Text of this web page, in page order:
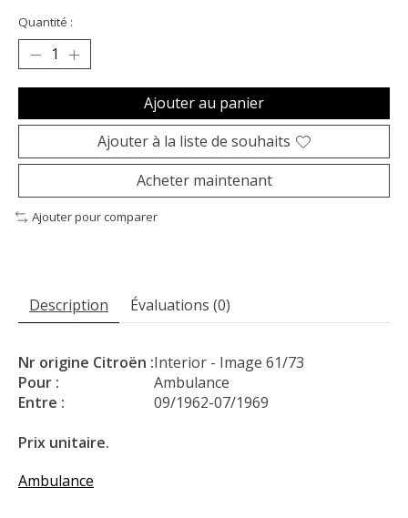
Quantité :
Ajouter au panier
Ajouter à la liste de souhaits
Acheter maintenant
Ajouter pour comparer
Description Évaluations (0)
Nr origine Citroën :Interior - Image 61/73
Pour :
Ambulance
Entre :
09/1962-07/1969
Prix unitaire.
Ambulance